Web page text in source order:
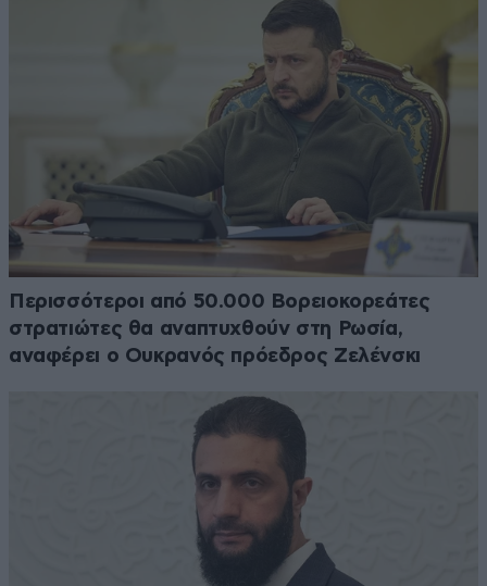
Περισσότεροι από 50.000 Βορειοκορεάτες
στρατιώτες θα αναπτυχθούν στη Ρωσία,
αναφέρει ο Ουκρανός πρόεδρος Ζελένσκι